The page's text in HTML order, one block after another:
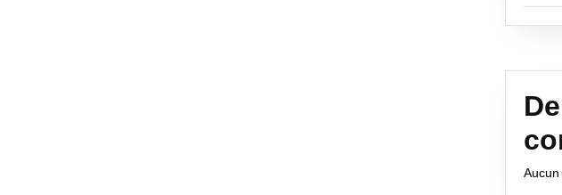
Aucun